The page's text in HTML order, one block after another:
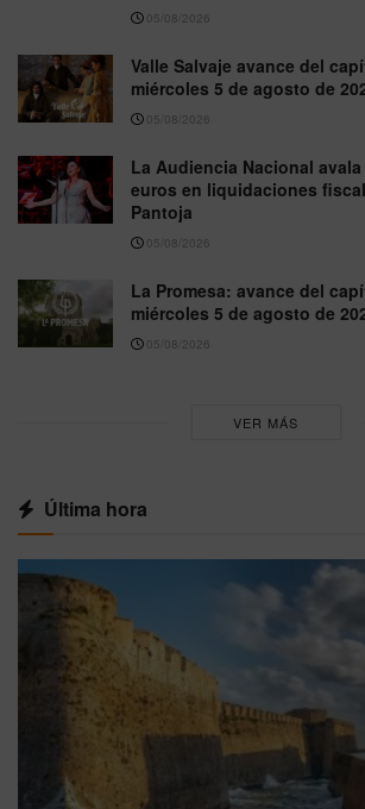
05/08/2026
Valle Salvaje avance del
miércoles 5 de agosto de
05/08/2026
La Audiencia Nacional avala
euros en liquidaciones
Pantoja
05/08/2026
La Promesa: avance del
miércoles 5 de agosto de
05/08/2026
VER MÁS
Última hora